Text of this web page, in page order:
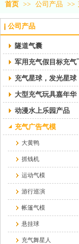
首页 >> 公司产品 >>
公司产品
隧道气囊
军用充气假目标充气
充气星球，发光星球
大型充气玩具嘉年华
动漫水上乐园产品
充气广告气模
大黄鸭
抓钱机
运动气模
游行巡演
帐篷气模
悬挂球
充气舞星人